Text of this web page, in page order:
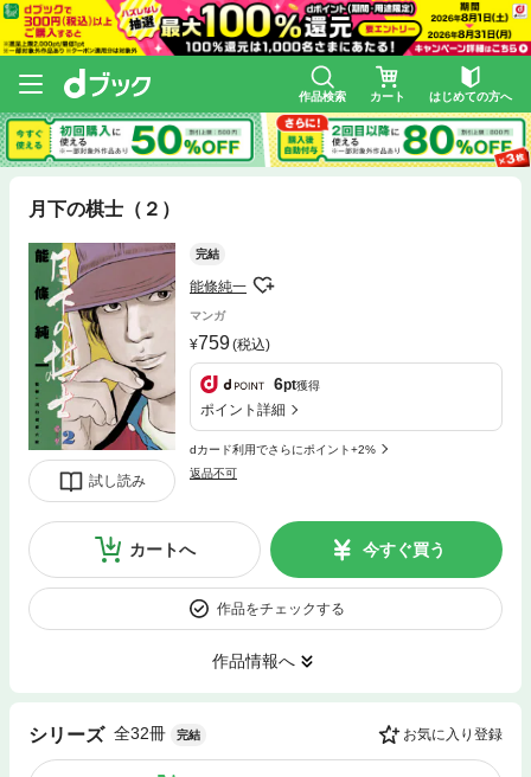
作品検索 カート はじめての方へ
月下の棋士（２）
試し読み
完結
能條純一
マンガ
759(税込)
6pt獲得
ポイント詳細
dカード利用でさらにポイント+2%
返品不可
カートへ 今すぐ買う
作品をチェックする
作品情報へ
シリーズ 全32冊 完結 お気に入り登録